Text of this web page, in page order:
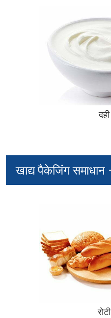
दही
खाद्य पैकेजिंग समाधान
रोटी